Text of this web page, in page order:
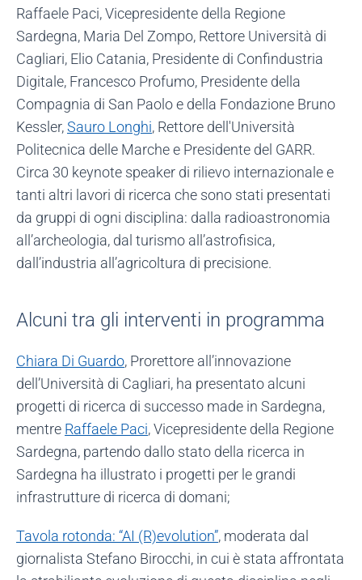
Raffaele Paci, Vicepresidente della Regione
Sardegna, Maria Del Zompo, Rettore Università di
Cagliari, Elio Catania, Presidente di Confindustria
Digitale, Francesco Profumo, Presidente della
Compagnia di San Paolo e della Fondazione Bruno
Kessler,Sauro Longhi, Rettore dell'Università
Politecnica delle Marche e Presidente del GARR.
Circa 30 keynote speaker di rilievo internazionale e
tanti altri lavori di ricerca che sono stati presentati
da gruppi di ogni disciplina: dalla radioastronomia
all’archeologia, dal turismo all’astrofisica,
dall’industria all’agricoltura di precisione.
Alcuni tra gli interventi in programma
Chiara Di Guardo, Prorettore all’innovazione
dell’Università di Cagliari, ha presentato alcuni
progetti di ricerca di successo made in Sardegna,
mentre Raffaele Paci, Vicepresidente della Regione
Sardegna, partendo dallo stato della ricerca in
Sardegna ha illustrato i progetti per le grandi
infrastrutture di ricerca di domani;
Tavola rotonda: “AI (R)evolution”, moderata dal
giornalista Stefano Birocchi, in cui è stata affrontata